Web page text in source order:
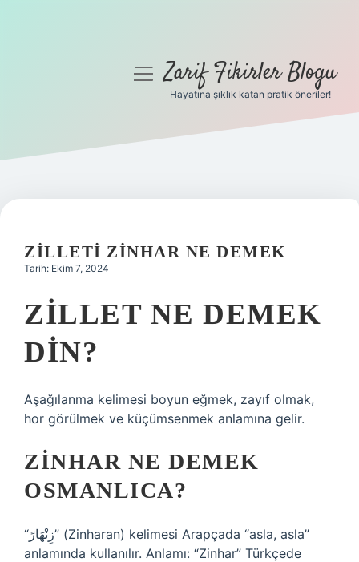
Gizlilik Politikası
Yasal Uyarı
menüyüZarif Fikirler Blogu
Hayatına şıklık katan pratik öneriler!
ZILLETI ZINHAR NE DEMEK
Tarih: Ekim 7, 2024
ZILLET NE DEMEK
DIN?
Aşağılanma kelimesi boyun eğmek, zayıf olmak,
hor görülmek ve küçümsenmek anlamına gelir.
ZINHAR NE DEMEK
OSMANLICA?
“زِنْهَارً” (Zinharan) kelimesi Arapçada “asla, asla”
anlamında kullanılır. Anlamı: “Zinhar” Türkçede